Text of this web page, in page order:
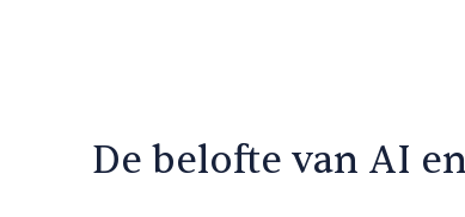
De belofte van AI